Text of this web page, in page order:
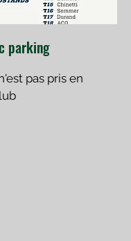
parking
pas pris en